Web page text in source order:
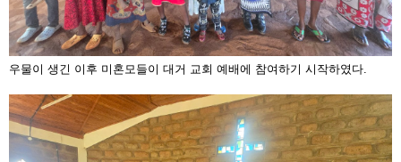
우물이 생긴 이후 미혼모들이 대거 교회 예배에 참여하기 시작하였다.